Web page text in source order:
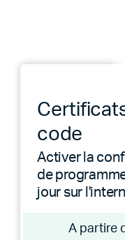
code
Activer la
de
jour sur
A partire